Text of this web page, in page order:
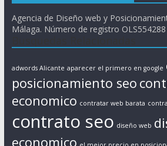
Agencia de Diseño web y
Málaga. Número de registro OLS554288
adwords Alicante aparecer el primero en google
posicionamiento seo
economico contratar web barata
contrato seo diseño web
economico